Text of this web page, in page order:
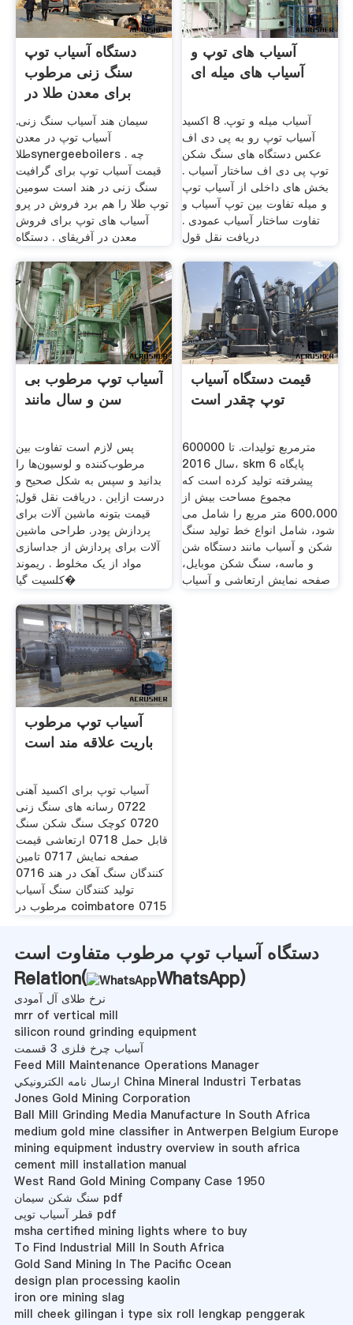
دستگاه آسیاب توپ
سنگ زنی مرطوب
برای معدن طلا در
زیمبابوه
سیمان هند آسیاب سنگ زنی.
آسیاب توپ در معدن
طلاsynergeeboilers . چه
قیمت آسیاب توپ برای گرافیت
سنگ زنی در هند است سومین
توپ طلا را هم برد فروش در پرو
آسیاب های توپ برای فروش
معدن در آفریقای . دستگاه
آسیاب های توپ و
آسیاب های میله ای
آسیاب میله و توپ. 8 اکسید
آسیاب توپ رو به پی دی اف
عکس دستگاه های سنگ شکن
توپ پی دی اف ساختار آسیاب .
بخش های داخلی از آسیاب توپ
و میله تفاوت بین توپ آسیاب و
تفاوت ساختار آسیاب عمودی .
دریافت نقل قول
آسیاب توپ مرطوب بی
سن و سال مانند
پس لازم است تفاوت بین
مرطوب‌کننده و لوسیون‌ها را
بدانید و سپس به شکل صحیح و
درست ازاین . دریافت نقل قول;
قیمت بتونه ماشین آلات برای
پردازش پودر. طراحی ماشین
آلات برای پردازش از جداسازی
مواد از یک مخلوط . ریموند
کلسیت گیا�
قیمت دستگاه آسیاب
توپ چقدر است
600000 مترمربع تولیدات. تا
سال 2016، skm 6 پایگاه
پیشرفته تولید کرده است که
مجموع مساحت بیش از
600،000 متر مربع را شامل می
شود، شامل انواع خط تولید سنگ
شکن و آسیاب مانند دستگاه شن
و ماسه، سنگ شکن موبایل،
صفحه نمایش ارتعاشی و آسیاب
آسیاب توپ مرطوب
باریت علاقه مند است
آسیاب توپ برای اکسید آهنی
0722 رسانه های سنگ زنی
0720 کوچک سنگ شکن سنگ
قابل حمل 0718 ارتعاشی قیمت
صفحه نمایش 0717 تامین
کنندگان سنگ آهک در هند 0716
تولید کنندگان سنگ آسیاب
مرطوب در coimbatore 0715
دستگاه آسیاب توپ مرطوب متفاوت است
Relation(
WhatsApp)
نرخ طلای آل آمودی
mrr of vertical mill
silicon round grinding equipment
آسیاب چرخ فلزی 3 قسمت
Feed Mill Maintenance Operations Manager
ارسال نامه الکترونيکي China Mineral Industri Terbatas
Jones Gold Mining Corporation
Ball Mill Grinding Media Manufacture In South Africa
medium gold mine classifier in Antwerpen Belgium Europe
mining equipment industry overview in south africa
cement mill installation manual
West Rand Gold Mining Company Case 1950
سنگ شکن سیمان pdf
قطر آسیاب توپی pdf
msha certified mining lights where to buy
To Find Industrial Mill In South Africa
Gold Sand Mining In The Pacific Ocean
design plan processing kaolin
iron ore mining slag
mill cheek gilingan i type six roll lengkap penggerak